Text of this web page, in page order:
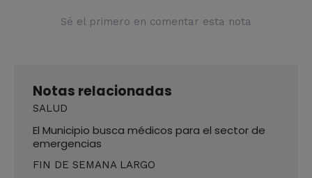
Sé el primero en comentar esta nota
Notas relacionadas
SALUD
El Municipio busca médicos para el sector de
emergencias
FIN DE SEMANA LARGO